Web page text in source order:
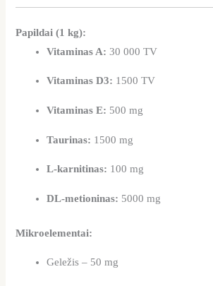
Papildai (1 kg):
Vitaminas A: 30 000 TV
Vitaminas D3: 1500 TV
Vitaminas E: 500 mg
Taurinas: 1500 mg
L-karnitinas: 100 mg
DL-metioninas: 5000 mg
Mikroelementai:
Geležis – 50 mg